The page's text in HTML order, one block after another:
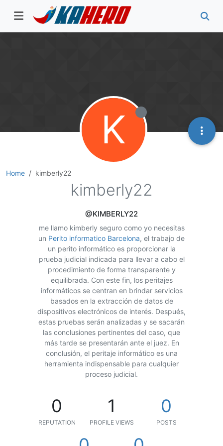
Home kimberly22
K
kimberly22
@KIMBERLY22
me llamo kimberly seguro como yo necesitas
un Perito informatico Barcelona, el trabajo de
un perito informático es proporcionar la
prueba judicial indicada para llevar a cabo el
procedimiento de forma transparente y
equilibrada. Con este fin, los peritajes
informáticos se centran en brindar servicios
basados en la extracción de datos de
dispositivos electrónicos de interés. Después,
estas pruebas serán analizadas y se sacarán
las conclusiones pertinentes del caso, que
más tarde se presentarán ante el juez. En
conclusión, el peritaje informático es una
herramienta indispensable para cualquier
proceso judicial.
0
REPUTATION
1
PROFILE VIEWS
0
POSTS